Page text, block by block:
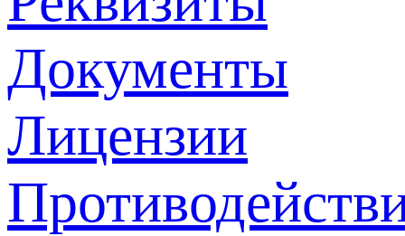
Документы
Лицензии